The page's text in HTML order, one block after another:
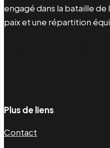
engagé dans la bataille de
paix et une répartition
Plus de liens
Contact